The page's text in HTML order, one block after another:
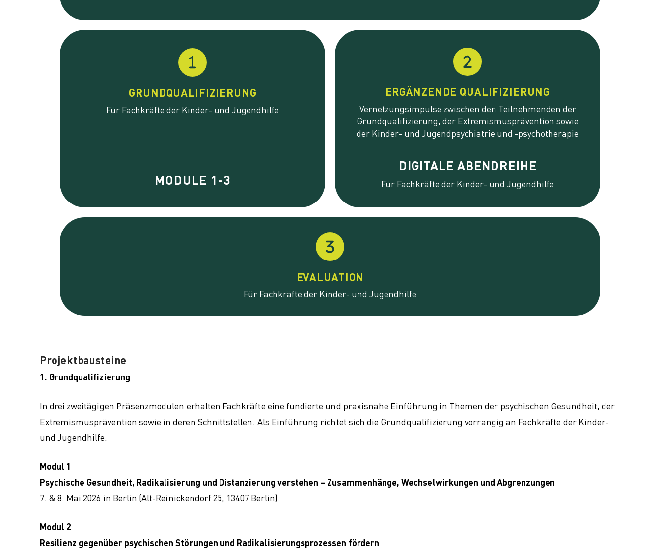
GRUNDQUALIFIZIERUNG
Für Fachkräfte der Kinder- und Jugendhilfe
MODULE 1-3
ERGÄNZENDE QUALIFIZIERUNG
Vernetzungsimpulse zwischen den Teilnehmenden der
Grundqualifizierung, der Extremismusprävention sowie
der Kinder- und Jugendpsychiatrie und -psychotherapie
DIGITALE ABENDREIHE
Für Fachkräfte der Kinder- und Jugendhilfe
EVALUATION
Für Fachkräfte der Kinder- und Jugendhilfe
Projektbausteine
1. Grundqualifizierung
In drei zweitägigen Präsenzmodulen erhalten Fachkräfte eine fundierte und praxisnahe Einführung in Themen der psychischen Gesundheit, der
Extremismusprävention sowie in deren Schnittstellen. Als Einführung richtet sich die Grundqualifizierung vorrangig an Fachkräfte der Kinder-
und Jugendhilfe.
Modul 1
Psychische Gesundheit, Radikalisierung und Distanzierung verstehen – Zusammenhänge, Wechselwirkungen und Abgrenzungen
7. & 8. Mai 2026 in Berlin (Alt-Reinickendorf 25, 13407 Berlin)
Modul 2
Resilienz gegenüber psychischen Störungen und Radikalisierungsprozessen fördern